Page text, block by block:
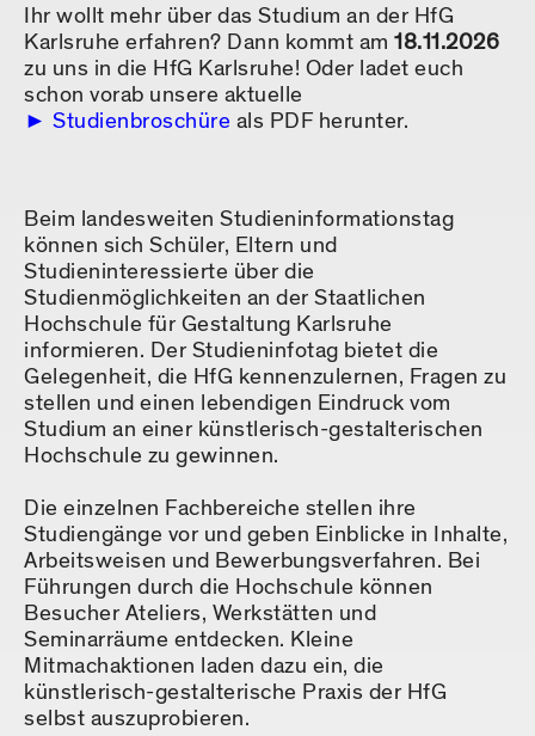
Ihr wollt mehr über das Studium an der HfG
Karlsruhe erfahren? Dann kommt am 18.11.2026
zu uns in die HfG Karlsruhe! Oder ladet euch
schon vorab unsere aktuelle
Studienbroschüre als PDF herunter.
Beim landesweiten Studieninformationstag
können sich Schüler, Eltern und
Studieninteressierte über die
Studienmöglichkeiten an der Staatlichen
Hochschule für Gestaltung Karlsruhe
informieren. Der Studieninfotag bietet die
Gelegenheit, die HfG kennenzulernen, Fragen zu
stellen und einen lebendigen Eindruck vom
Studium an einer künstlerisch-gestalterischen
Hochschule zu gewinnen.
Die einzelnen Fachbereiche stellen ihre
Studiengänge vor und geben Einblicke in Inhalte,
Arbeitsweisen und Bewerbungsverfahren. Bei
Führungen durch die Hochschule können
Besucher Ateliers, Werkstätten und
Seminarräume entdecken. Kleine
Mitmachaktionen laden dazu ein, die
künstlerisch-gestalterische Praxis der HfG
selbst auszuprobieren.